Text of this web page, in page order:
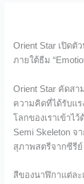
Orient Star เปิดตั
ภายใต้ธีม
Orient Star คัดส
ความคิดที่ได้รับแร
โลกของเราเข้าไ
Semi Skeleton จ
สุภาพสตรีจากซีรี
สีของนาฬิกาแต่ละ